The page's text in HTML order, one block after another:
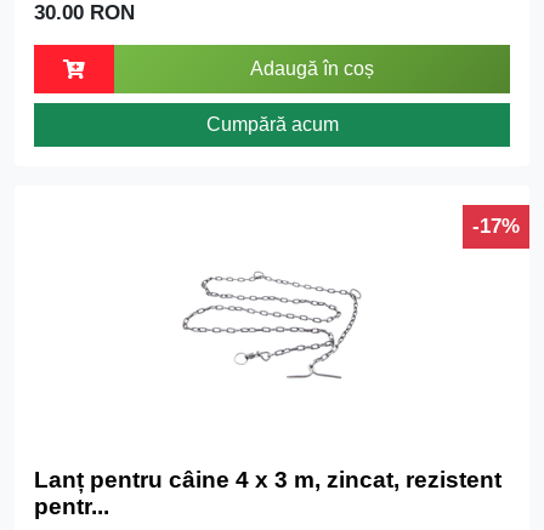
30.00 RON
Adaugă în coș
Cumpără acum
-17%
Lanț pentru câine 4 x 3 m, zincat, rezistent
pentr...